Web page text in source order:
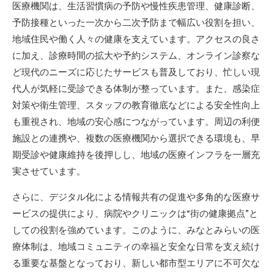
医療機関は、生活習慣病の予防や慢性疾患管理、健康診断、
予防接種といった一次から二次予防まで幅広い役割を担い、
地域住民や働く人々の健康を支えています。アクセスの良さ
に加え、診療時間の拡大や予約システム、オンライン診察な
ど現代のニーズに応じたサービスも普及しており、忙しい現
代人が気軽に受診できる体制が整っています。また、感染症
対策や衛生管理、スタッフの教育徹底などによる安全性向上
も重視され、地域の安心感につながっています。周辺の利便
施設との連携や、複数の医療機関から選択できる環境も、早
期受診や健康維持を後押しし、地域の医療インフラを一層充
実させています。
さらに、デジタル化による情報共有の促進や多角的な医療サ
ービスの提供により、病院やクリニックは“街の健康拠点”と
しての役割を強めています。このように、みなとみらいの医
療体制は、地域コミュニティの幸福と安全な日常を支え続け
る重要な基盤となっており、新しい都市型エリアに不可欠な